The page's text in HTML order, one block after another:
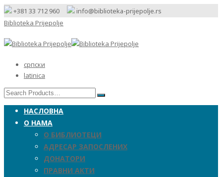
+381 33 712 960
info@biblioteka-prijepolje.rs
Biblioteka Prijepolje
српски
latinica
НАСЛОВНА
О НАМА
О БИБЛИОТЕЦИ
АДРЕСАР ЗАПОСЛЕНИХ
ДОНАТОРИ
ПРАВНИ АКТИ